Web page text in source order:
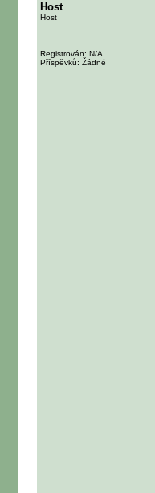
Host
Host
Registrován: N/A
Příspěvků: Žádné